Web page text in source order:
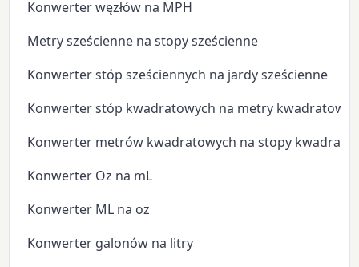
Konwerter węzłów na MPH
Metry sześcienne na stopy sześcienne
Konwerter stóp sześciennych na jardy sześcienne
Konwerter stóp kwadratowych na metry kwadratowe
Konwerter metrów kwadratowych na stopy
Konwerter Oz na mL
Konwerter ML na oz
Konwerter galonów na litry